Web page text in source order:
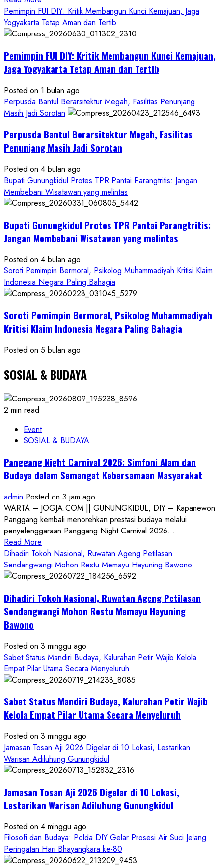
more
about
Anggaran
KDMP
Rp1,6
Diduga
Hanya
Separuhnya
Cair
ke
Ketum
PWRI
RI
Minta
Resmi
Pemimpin FUI DIY: Kritik Membangun Kunci Kemajuan, Jaga
Yogyakarta Tetap Aman dan Tertib
Pemimpin FUI DIY: Kritik Membangun Kunci Kemajuan,
Jaga Yogyakarta Tetap Aman dan Tertib
Posted on 1 bulan ago
Perpusda Bantul Berarsitektur Megah, Fasilitas Penunjang
Masih Jadi Sorotan
Perpusda Bantul Berarsitektur Megah, Fasilitas
Penunjang Masih Jadi Sorotan
Posted on 4 bulan ago
Bupati Gunungkidul Protes TPR Pantai Parangtritis: Jangan
Membebani Wisatawan yang melintas
Bupati Gunungkidul Protes TPR Pantai Parangtritis:
Jangan Membebani Wisatawan yang melintas
Posted on 4 bulan ago
Soroti Pemimpin Bermoral, Psikolog Muhammadiyah Kritisi Klaim
Indonesia Negara Paling Bahagia
Soroti Pemimpin Bermoral, Psikolog Muhammadiyah
Kritisi Klaim Indonesia Negara Paling Bahagia
Posted on 5 bulan ago
SOSIAL & BUDAYA
2 min read
Event
SOSIAL & BUDAYA
Panggang Night Carnival 2026: Simfoni Alam dan
Budaya dalam Semangat Kebersamaan Masyarakat
admin Posted on 3 jam ago
WARTA – JOGJA.COM || GUNUNGKIDUL, DIY – Kapanewon
Panggang kembali menorehkan prestasi budaya melalui
penyelenggaraan Panggang Night Carnival 2026...
Read More
more
about
Panggang
Carnival
2026:
dan
Budaya
dalam
Semangat
Masyarakat
Dihadiri Tokoh Nasional, Ruwatan Ageng Petilasan
Sendangwangi Mohon Restu Memayu Hayuning Bawono
Dihadiri Tokoh Nasional, Ruwatan Ageng Petilasan
Sendangwangi Mohon Restu Memayu Hayuning
Bawono
Posted on 3 minggu ago
Sabet Status Mandiri Budaya, Kalurahan Petir Wajib Kelola
Empat Pilar Utama Secara Menyeluruh
Sabet Status Mandiri Budaya, Kalurahan Petir Wajib
Kelola Empat Pilar Utama Secara Menyeluruh
Posted on 3 minggu ago
Jamasan Tosan Aji 2026 Digelar di 10 Lokasi, Lestarikan
Warisan Adiluhung Gunungkidul
Jamasan Tosan Aji 2026 Digelar di 10 Lokasi,
Lestarikan Warisan Adiluhung Gunungkidul
Posted on 4 minggu ago
Filosofi dan Budaya: Polda DIY Gelar Prosesi Air Suci Jelang
Peringatan Hari Bhayangkara ke-80